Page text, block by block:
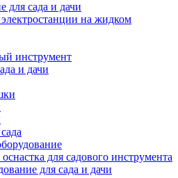
для сада и дачи
на жидком
инструмент
и дачи
для садового инструмента
для сада и дачи